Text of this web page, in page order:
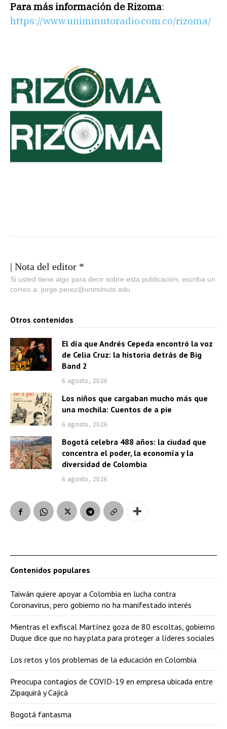
Para más información de Rizoma:
https://www.uniminutoradio.com.co/rizoma/
| Nota del editor *
Si usted tiene algo para decir sobre esta publicación, escriba un
correo a: jorge.perez@uniminuto.edu
Otros contenidos
El día que Andrés Cepeda encontró la voz
de Celia Cruz: la historia detrás de Big
Band 2
6 agosto, 2026
Los niños que cargaban mucho más que
una mochila: Cuentos de a pie
6 agosto, 2026
Bogotá celebra 488 años: la ciudad que
concentra el poder, la economía y la
diversidad de Colombia
6 agosto, 2026
Contenidos populares
Taiwán quiere apoyar a Colombia en lucha contra
Coronavirus, pero gobierno no ha manifestado interés
Mientras el exfiscal Martínez goza de 80 escoltas, gobierno
Duque dice que no hay plata para proteger a líderes sociales
Los retos y los problemas de la educación en Colombia
Preocupa contagios de COVID-19 en empresa ubicada entre
Zipaquirá y Cajicá
Bogotá fantasma